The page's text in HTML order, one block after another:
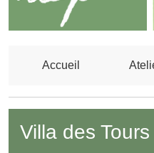
Accueil
Villa des Tours